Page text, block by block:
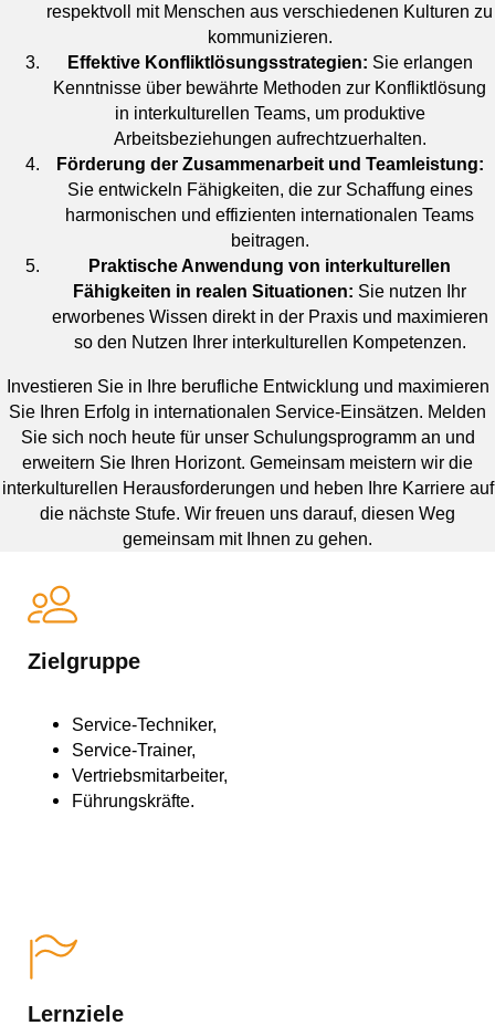
respektvoll mit Menschen aus verschiedenen Kulturen zu
kommunizieren.
Effektive Konfliktlösungsstrategien: Sie erlangen
Kenntnisse über bewährte Methoden zur Konfliktlösung
in interkulturellen Teams, um produktive
Arbeitsbeziehungen aufrechtzuerhalten.
Förderung der Zusammenarbeit und Teamleistung:
Sie entwickeln Fähigkeiten, die zur Schaffung eines
harmonischen und effizienten internationalen Teams
beitragen.
Praktische Anwendung von interkulturellen
Fähigkeiten in realen Situationen: Sie nutzen Ihr
erworbenes Wissen direkt in der Praxis und maximieren
so den Nutzen Ihrer interkulturellen Kompetenzen.
Investieren Sie in Ihre berufliche Entwicklung und maximieren
Sie Ihren Erfolg in internationalen Service-Einsätzen. Melden
Sie sich noch heute für unser Schulungsprogramm an und
erweitern Sie Ihren Horizont. Gemeinsam meistern wir die
interkulturellen Herausforderungen und heben Ihre Karriere auf
die nächste Stufe. Wir freuen uns darauf, diesen Weg
gemeinsam mit Ihnen zu gehen.
Zielgruppe
Service-Techniker,
Service-Trainer,
Vertriebsmitarbeiter,
Führungskräfte.
Lernziele